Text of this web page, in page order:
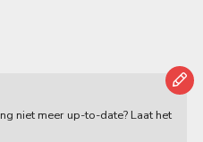
niet meer up-to-date? Laat het